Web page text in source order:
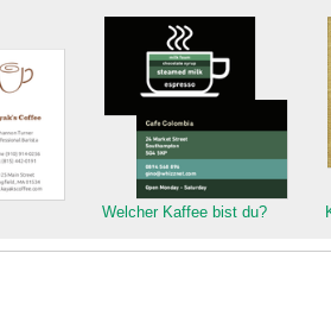
Welcher Kaffee bist du?